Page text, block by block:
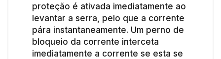
proteção é ativada imediatamente ao
levantar a serra, pelo que a corrente
pára instantaneamente. Um perno de
bloqueio da corrente interceta
imediatamente a corrente se esta se